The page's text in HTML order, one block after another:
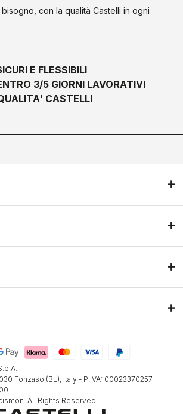
con la qualità Castelli in ogni
E FLESSIBILI
3/5 GIORNI LAVORATIVI
CASTELLI
Fonzaso (BL), Italy - P.IVA: 00023370257 -
All Rights Reserved